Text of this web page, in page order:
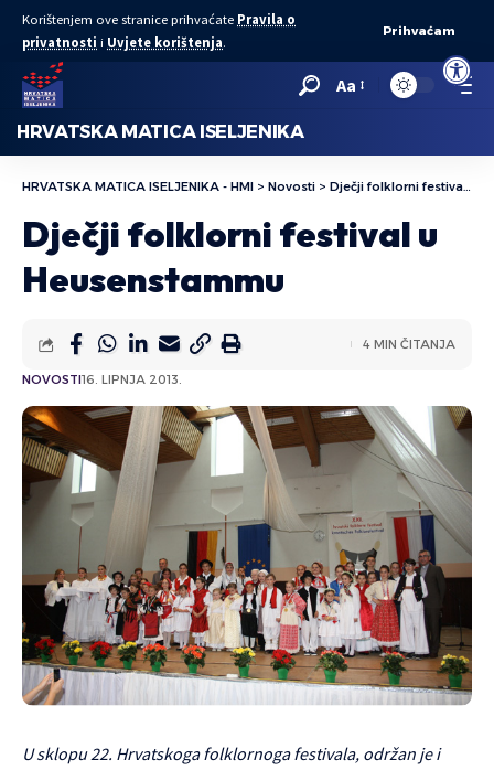
Open
Korištenjem ove stranice prihvaćate Pravila o
privatnosti i Uvjete korištenja.
Prihvaćam
Aa
HRVATSKA MATICA ISELJENIKA
HRVATSKA MATICA ISELJENIKA - HMI > Novosti > Dječji folklorni festival u Heusenstammu
Dječji folklorni festival u
Heusenstammu
NOVOSTI16. LIPNJA 2013.
4 MIN ČITANJA
U sklopu 22. Hrvatskoga folklornoga festivala, održan je i